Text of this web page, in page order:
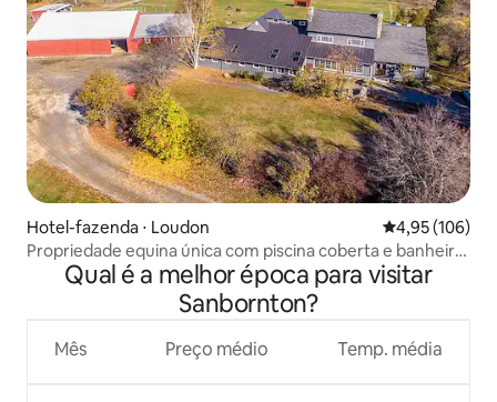
Hotel-fazenda ⋅ Loudon 4,95 de uma
4,95 (106)
Propriedade equina única com piscina coberta e banheira
de hidromassagem.
Qual é a melhor época para visitar
Sanbornton?
Mês Preço médio Temp. média